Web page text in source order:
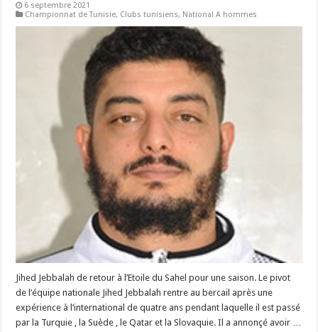
6 septembre 2021
Championnat de Tunisie, Clubs tunisiens, National A hommes
Jihed Jebbalah de retour à l’Etoile du Sahel pour une saison. Le pivot
de l’équipe nationale Jihed Jebbalah rentre au bercail après une
expérience à l’international de quatre ans pendant laquelle il est passé
par la Turquie , la Suède , le Qatar et la Slovaquie. Il a annonçé avoir …